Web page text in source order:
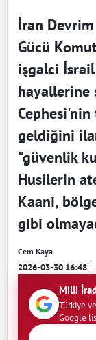
İran
Gücü
işgalci
hayallerine
geldiğini
"güvenlik
Husilerin
Kaani,
gibi
Cem Kaya
2026-03-30 16:48
Milli
Türkiye
Google